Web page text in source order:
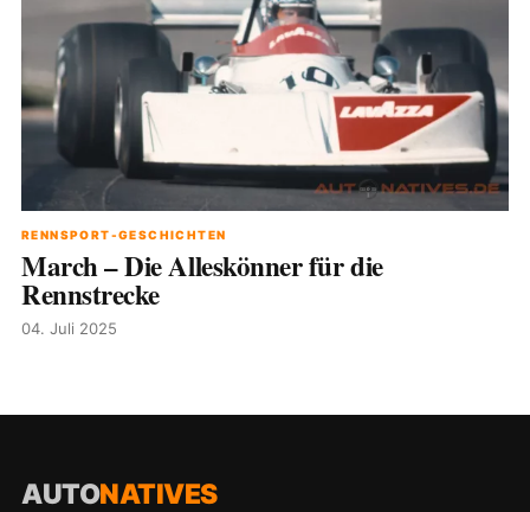
RENNSPORT-GESCHICHTEN
March – Die Alleskönner für die
Rennstrecke
04. Juli 2025
AUTONATIVES